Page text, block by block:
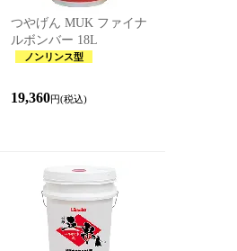
つやげん MUK ファイナ
ルボンバー 18L
ノンリンス型
19,360円(税込)